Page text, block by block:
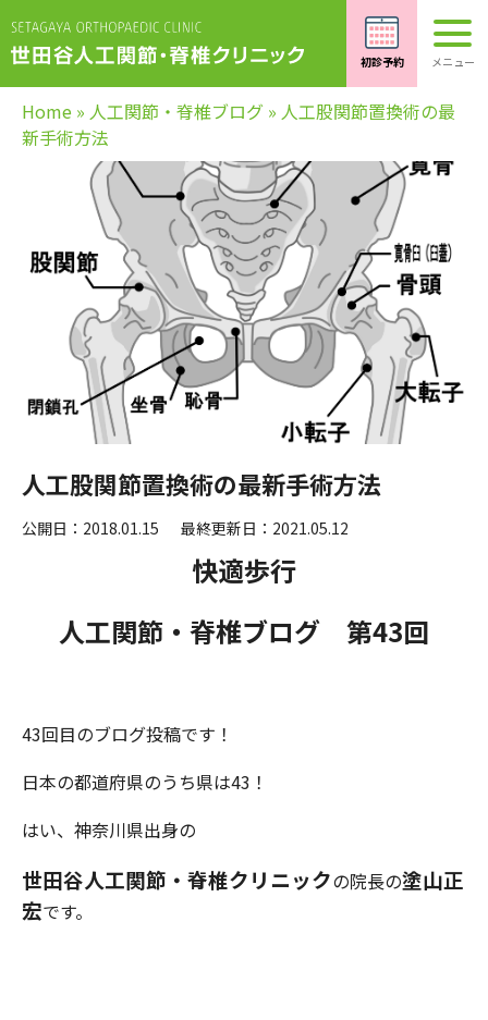
Home » 人工関節・脊椎ブログ » 人工股関節置換術の最
新手術方法
人工股関節置換術の最新手術方法
公開日：2018.01.15 最終更新日：2021.05.12
快適歩行
人工関節・脊椎ブログ 第43回
43回目のブログ投稿です！
日本の都道府県のうち県は43！
はい、神奈川県出身の
世田谷人工関節・脊椎クリニックの院長の塗山正
宏です。